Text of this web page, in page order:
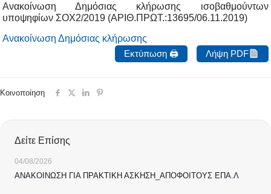
Ανακοίνωση Δημόσιας κλήρωσης ισοβαθμούντων
υποψηφίων ΣΟΧ2/2019 (ΑΡΙΘ.ΠΡΩΤ.:13695/06.11.2019)
Ανακοίνωση Δημόσιας κλήρωσης
Εκτύπωση 🖨
Λήψη PDF
Κοινοποίηση
Δείτε Επίσης
04/08/2026
ΑΝΑΚΟΙΝΩΣΗ ΓΙΑ ΠΡΑΚΤΙΚΗ ΑΣΚΗΣΗ_ΑΠΟΦΟΙΤΟΥΣ ΕΠΑ.Λ